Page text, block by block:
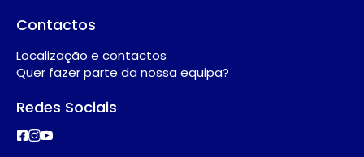
Contactos
Localização e contactos
Quer fazer parte da nossa equipa?
Redes Sociais